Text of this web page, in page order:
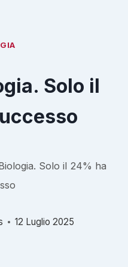
Solo il
Solo il 24% ha
12 Luglio 2025